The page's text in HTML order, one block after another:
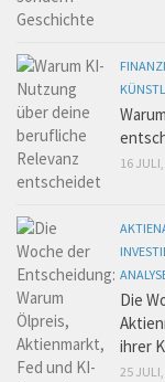
16
Die
ihrer
25